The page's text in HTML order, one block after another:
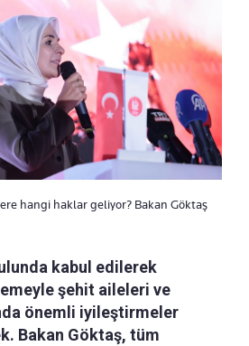
hangi haklar geliyor? Bakan Göktaş
kabul edilerek
şehit aileleri ve
önemli iyileştirmeler
Bakan Göktaş, tüm